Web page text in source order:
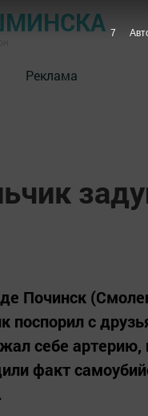
Реклама
Починск
поспорил с
себе артерию,
факт
6